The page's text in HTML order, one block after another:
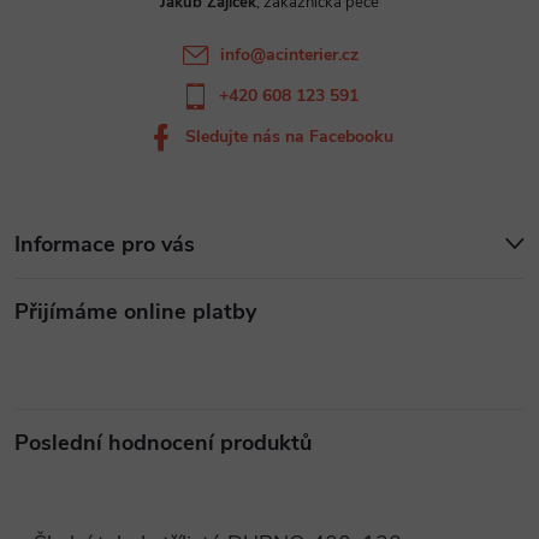
Informace pro vás
Přijímáme online platby
Poslední hodnocení produktů
info@acinterier.cz
+420 608 123 591
Sledujte nás na Facebooku